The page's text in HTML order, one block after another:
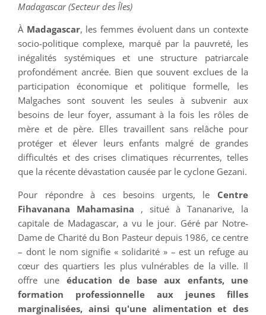
Madagascar (Secteur des Îles)
À Madagascar, les femmes évoluent dans un contexte
socio-politique complexe, marqué par la pauvreté, les
inégalités systémiques et une structure patriarcale
profondément ancrée. Bien que souvent exclues de la
participation économique et politique formelle, les
Malgaches sont souvent les seules à subvenir aux
besoins de leur foyer, assumant à la fois les rôles de
mère et de père. Elles travaillent sans relâche pour
protéger et élever leurs enfants malgré de grandes
difficultés et des crises climatiques récurrentes, telles
que la récente dévastation causée par le cyclone Gezani.
Pour répondre à ces besoins urgents, le Centre
Fihavanana Mahamasina , situé à Tananarive, la
capitale de Madagascar, a vu le jour. Géré par Notre-
Dame de Charité du Bon Pasteur depuis 1986, ce centre
– dont le nom signifie « solidarité » – est un refuge au
cœur des quartiers les plus vulnérables de la ville. Il
offre une éducation de base aux enfants, une
formation professionnelle aux jeunes filles
marginalisées, ainsi qu'une alimentation et des